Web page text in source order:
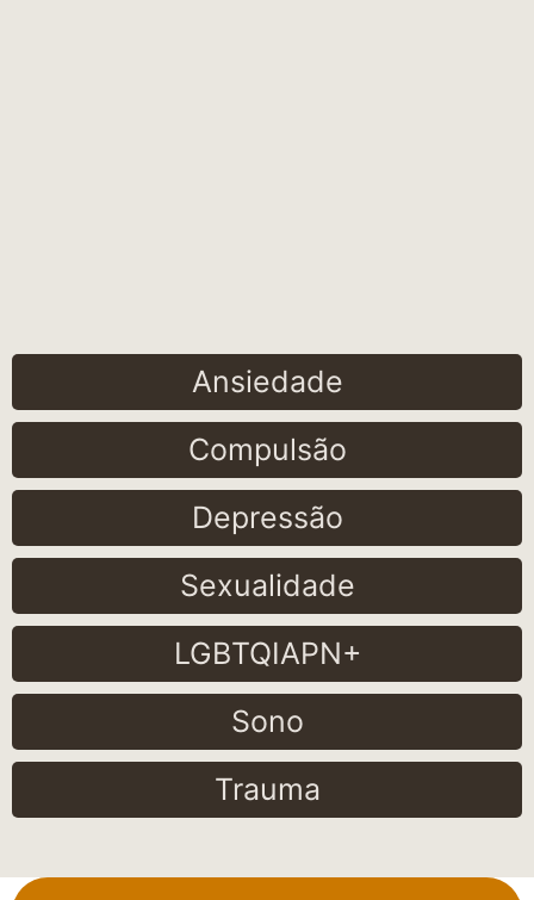
Ansiedade
Compulsão
Depressão
Sexualidade
LGBTQIAPN+
Sono
Trauma